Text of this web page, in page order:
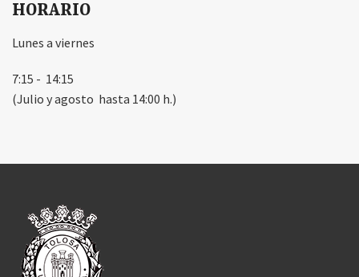
HORARIO
Lunes a viernes
7:15 - 14:15
(Julio y agosto hasta 14:00 h.)